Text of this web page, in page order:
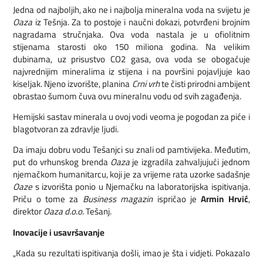
Jedna od najboljih, ako ne i najbolja mineralna voda na svijetu je
Oaza iz Tešnja. Za to postoje i naučni dokazi, potvrđeni brojnim
nagradama stručnjaka. Ova voda nastala je u ofiolitnim
stijenama starosti oko 150 miliona godina. Na velikim
dubinama, uz prisustvo CO2 gasa, ova voda se obogaćuje
najvrednijim mineralima iz stijena i na površini pojavljuje kao
kiseljak. Njeno izvorište, planinaCrni vrhte čisti prirodni ambijent
obrastao šumom čuva ovu mineralnu vodu od svih zagađenja.
Hemijski sastav minerala u ovoj vodi veoma je pogodan za piće i
blagotvoran za zdravlje ljudi.
Da imaju dobru vodu Tešanjci su znali od pamtivijeka. Međutim,
put do vrhunskog brendaOazaje izgradila zahvaljujući jednom
njemačkom humanitarcu, koji je za vrijeme rata uzorke sadašnje
Oazes izvorišta ponio u Njemačku na laboratorijska ispitivanja.
Priču o tome za Business magazinispričao jeArmin Hrvić,
direktorOaza d.o.o.Tešanj.
Inovacije i usavršavanje
„Kada su rezultati ispitivanja došli, imao je šta i vidjeti. Pokazalo